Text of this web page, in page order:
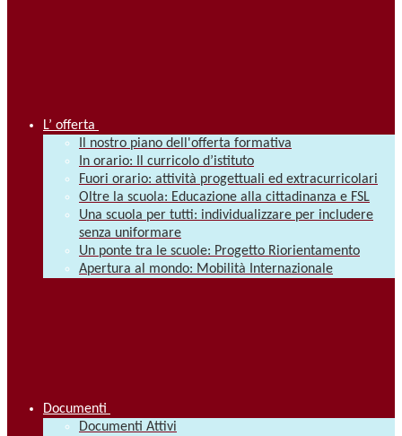
L’ offerta
Il nostro piano dell'offerta formativa
In orario: Il curricolo d’istituto
Fuori orario: attività progettuali ed extracurricolari
Oltre la scuola: Educazione alla cittadinanza e FSL
Una scuola per tutti: individualizzare per includere
senza uniformare
Un ponte tra le scuole: Progetto Riorientamento
Apertura al mondo: Mobilità Internazionale
Documenti
Documenti Attivi